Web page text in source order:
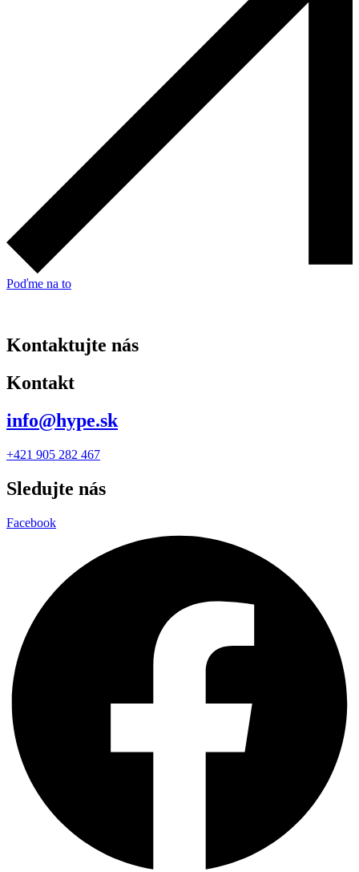
Poďme na to
Kontaktujte nás
Kontakt
info@hype.sk
+421 905 282 467
Sledujte nás
Facebook